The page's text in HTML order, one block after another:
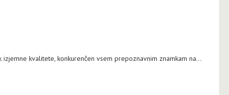
izjemne kvalitete, konkurenčen vsem prepoznavnim znamkam na...